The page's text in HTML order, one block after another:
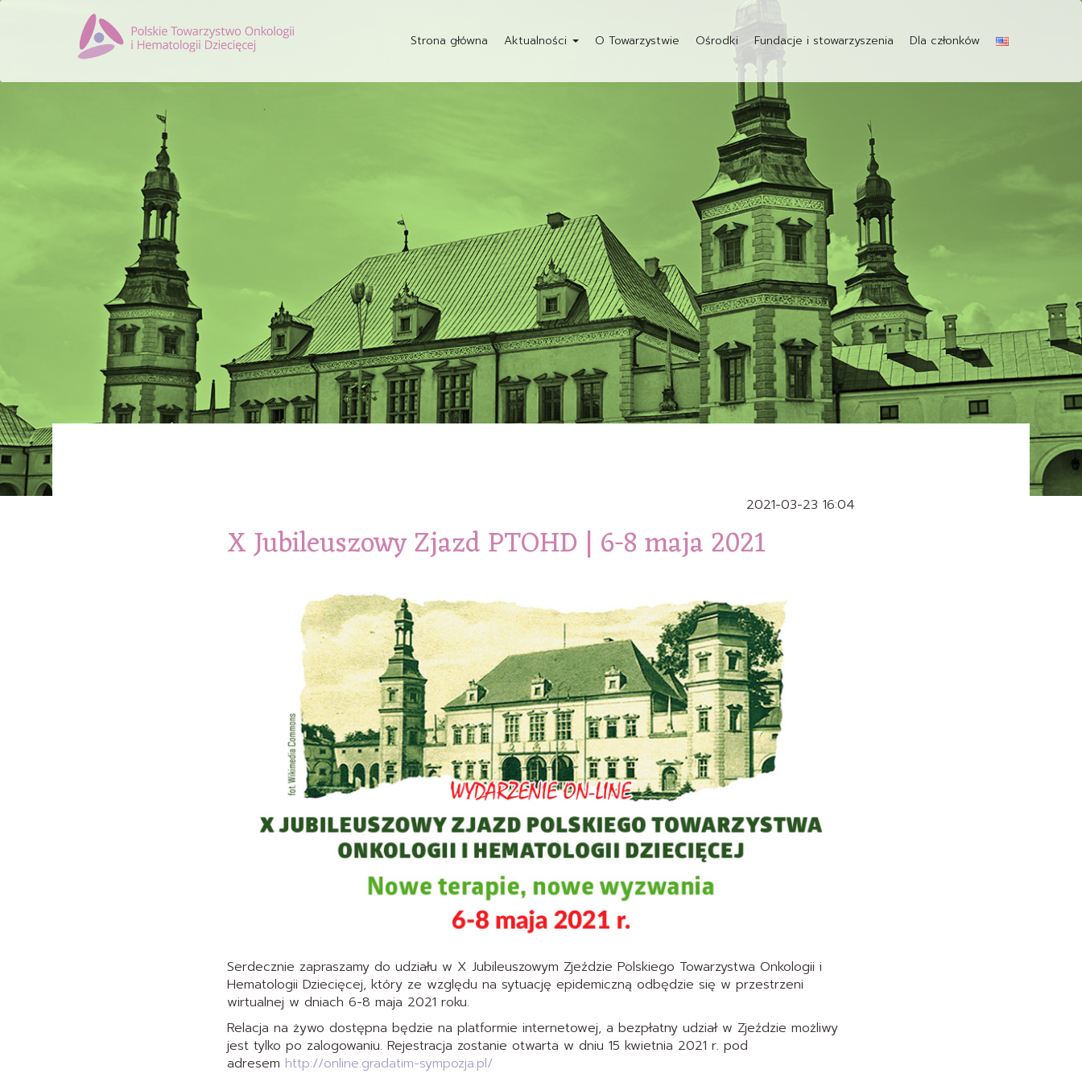
Strona główna Aktualności O Towarzystwie Ośrodki Fundacje i stowarzyszenia Dla członków
2021-03-23 16:04
X Jubileuszowy Zjazd PTOHD | 6-8 maja 2021
Serdecznie zapraszamy do udziału w X Jubileuszowym Zjeździe Polskiego Towarzystwa Onkologii i
Hematologii Dziecięcej, który ze względu na sytuację epidemiczną odbędzie się w przestrzeni
wirtualnej w dniach 6-8 maja 2021 roku.
Relacja na żywo dostępna będzie na platformie internetowej, a bezpłatny udział w Zjeździe możliwy
jest tylko po zalogowaniu. Rejestracja zostanie otwarta w dniu 15 kwietnia 2021 r. pod
adresem http://online.gradatim-sympozja.pl/